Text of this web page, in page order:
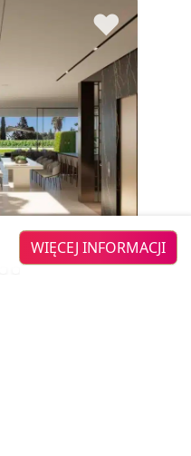
♥
WIĘCEJ INFORMACJI